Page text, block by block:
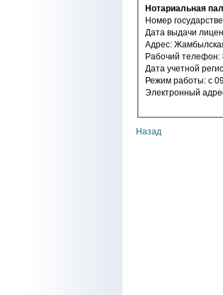
Нотариальная
Адрес:
Режим
Назад